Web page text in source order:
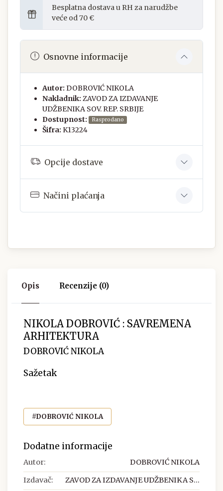
Besplatna dostava u RH za narudžbe
veće od 70 €
Osnovne informacije
Autor: DOBROVIĆ NIKOLA
Nakladnik: ZAVOD ZA IZDAVANJE
UDŽBENIKA SOV. REP. SRBIJE
Dostupnost:
Rasprodano
Šifra: K13224
Opcije dostave
Načini plaćanja
Opis Recenzije (0)
NIKOLA DOBROVIĆ : SAVREMENA
ARHITEKTURA
DOBROVIĆ NIKOLA
Sažetak
#DOBROVIĆ NIKOLA
Dodatne informacije
Autor: DOBROVIĆ NIKOLA
Izdavač: ZAVOD ZA IZDAVANJE UDŽBENIKA S...